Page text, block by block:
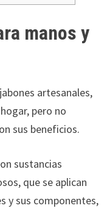
manos y
artesanales,
pero no
sus beneficios.
sustancias
que se aplican
y sus componentes,